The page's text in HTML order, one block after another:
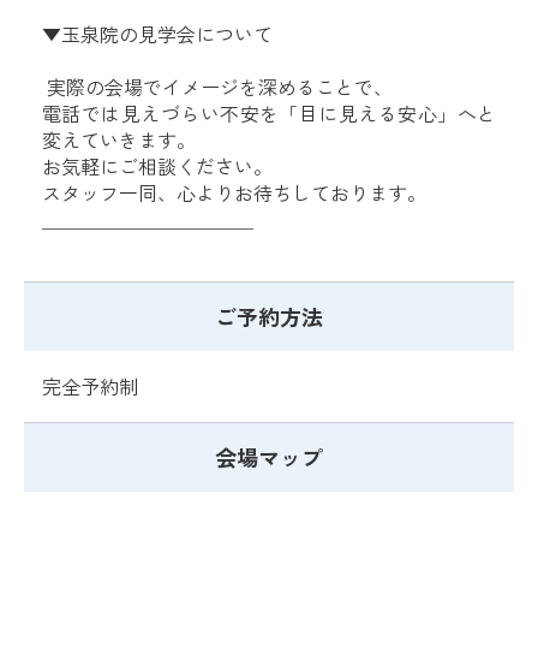
▼玉泉院の見学会について
実際の会場でイメージを深めることで、
電話では見えづらい不安を「目に見える安心」へと
変えていきます。
お気軽にご相談ください。
スタッフ一同、心よりお待ちしております。
ご予約方法
完全予約制
会場マップ